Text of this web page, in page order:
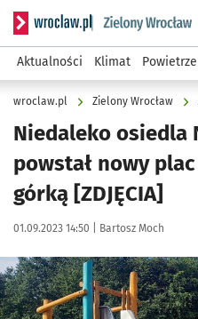
Serwis informacyjny
Aktualności Klimat Powietrze
wroclaw.pl Zielony Wrocław
Niedaleko osiedla
powstał nowy
górką [ZDJĘCIA]
Data publikacji:
01.09.2023 14:50 | Autor:
Bartosz Moch
Kliknij, aby powiększyć